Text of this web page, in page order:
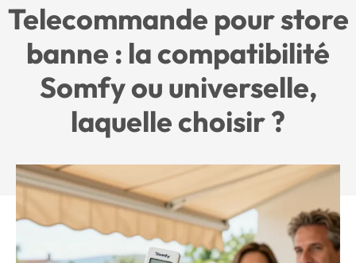
Telecommande pour store
banne : la compatibilité
Somfy ou universelle,
laquelle choisir ?